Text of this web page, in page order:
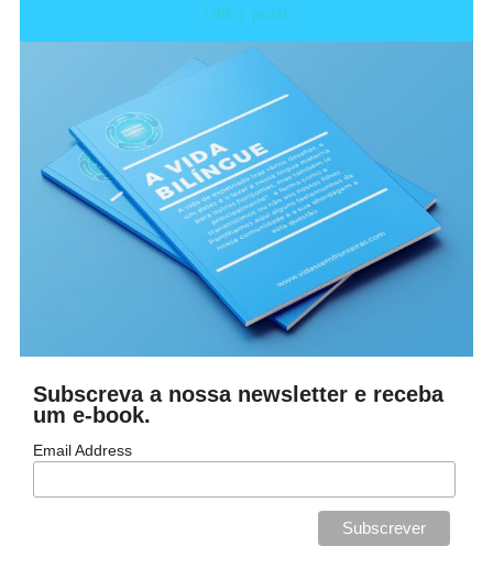
Subscreva a nossa newsletter e receba
um e-book.
Email Address
Older posts